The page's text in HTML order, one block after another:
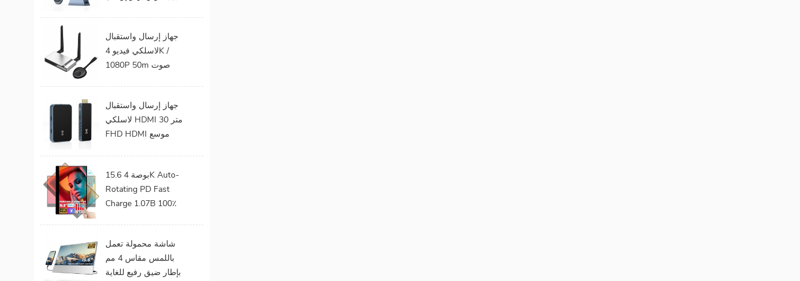
جهاز إرسال واستقبال
HDMI لاسلكي
جهاز إرسال واستقبال
لاسلكي فيديو 4K /
1080P 50m صوت
جهاز إرسال واستقبال
لاسلكي HDMI 30 متر
FHD HDMI موسع
بروجيكتور للألعاب 0
كمون
15.6 بوصة 4K Auto-
Rotating PD Fast
Charge 1.07B 100٪
Portable Monitor
لأجهزة الكمبيوتر
المحمول
شاشة محمولة تعمل
باللمس مقاس 4 مم
بإطار ضيق رفيع للغاية